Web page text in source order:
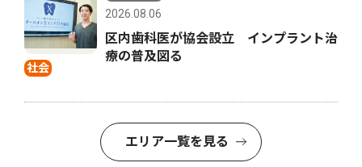
社会
2026.08.06
区内歯科医が協会設立 インプラント治
療の普及図る
エリア一覧を見る